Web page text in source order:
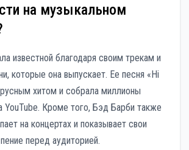
на музыкальном
известной благодаря своим трекам и
которые она выпускает. Ее песня «Hi
хитом и собрала миллионы
YouTube. Кроме того, Бэд Барби также
на концертах и показывает свои
перед аудиторией.